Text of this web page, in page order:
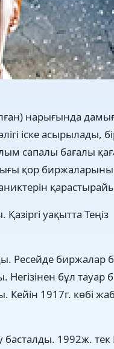
нарығында
іске асырылады,
сапалы бағалы
қор
уақытта Теңіз
Ресейде биржалар
Негізінен бұл тауар
Кейін 1917г. көбі
1992ж. тек